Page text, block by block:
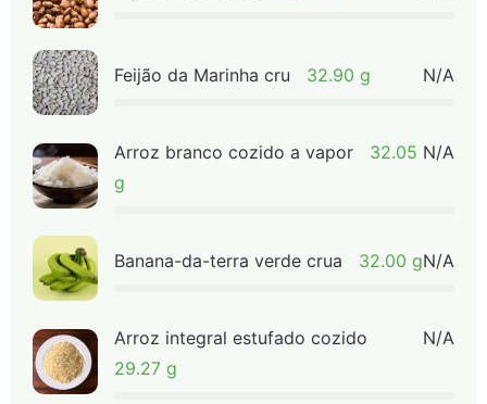
Feijão da Marinha cru 32.90 g N/A
Arroz branco cozido a vapor
32.05
g
N/A
Banana-da-terra verde crua 32.00 gN/A
Arroz integral estufado cozido
29.27 g
N/A